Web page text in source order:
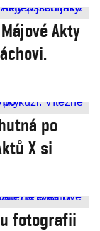
Akty
po
X si
fotografii